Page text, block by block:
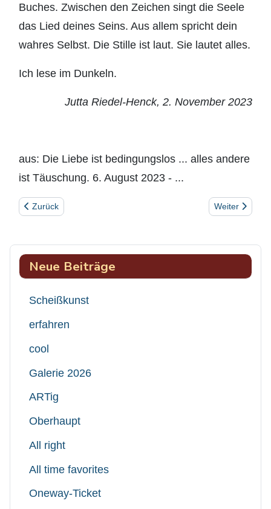
Buches. Zwischen den Zeichen singt die Seele
das Lied deines Seins. Aus allem spricht dein
wahres Selbst. Die Stille ist laut. Sie lautet alles.
Ich lese im Dunkeln.
Jutta Riedel-Henck, 2. November 2023
aus: Die Liebe ist bedingungslos ... alles andere
ist Täuschung. 6. August 2023 - ...
Vorheriger Beitrag: E-go E-motion
Zurück Nächster
Weiter
Neue Beiträge
Scheißkunst
erfahren
cool
Galerie 2026
ARTig
Oberhaupt
All right
All time favorites
Oneway-Ticket